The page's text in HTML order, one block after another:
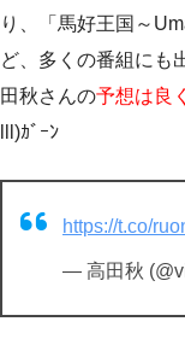
り、「馬好王国～
ど、多くの番組にも
田秋さんの予想は良
lll)ｶﾞｰﾝ
https://t.co/
— 高田秋